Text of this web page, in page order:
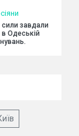
сили завдали
Одеській